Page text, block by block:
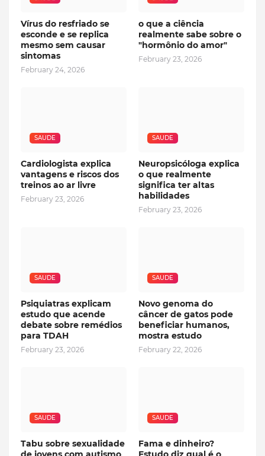
Vírus do resfriado se
esconde e se replica
mesmo sem causar
sintomas
February 24, 2026
o que a ciência
realmente sabe sobre o
"hormônio do amor"
February 23, 2026
SAUDE
Cardiologista explica
vantagens e riscos dos
treinos ao ar livre
February 23, 2026
SAUDE
Neuropsicóloga explica
o que realmente
significa ter altas
habilidades
February 23, 2026
SAUDE
Psiquiatras explicam
estudo que acende
debate sobre remédios
para TDAH
February 23, 2026
SAUDE
Novo genoma do
câncer de gatos pode
beneficiar humanos,
mostra estudo
February 22, 2026
SAUDE
Tabu sobre sexualidade
SAUDE
Fama e dinheiro?